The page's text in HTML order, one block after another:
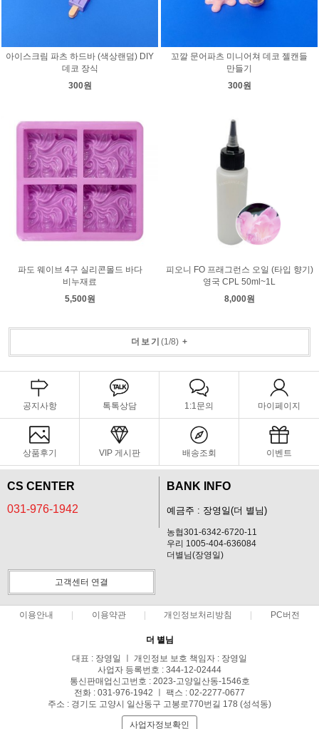
아이스크림 파츠 하드바 (색상랜덤) DIY
데코 장식
300원
꼬깔 문어파츠 미니어쳐 데코 젤캔들
만들기
300원
파도 웨이브 4구 실리콘몰드 바다
비누재료
5,500원
피오니 FO 프래그런스 오일 (타입 향기)
영국 CPL 50ml~1L
8,000원
더보기 (1/8)+
공지사항 톡톡상담 1:1문의 마이페이지
상품후기 VIP 게시판 배송조회 이벤트
CS CENTER
031-976-1942
BANK INFO
예금주 : 장영일(더 별님)
농협301-6342-6720-11
우리 1005-404-636084
더별님(장영일)
고객센터 연결
이용안내 이용약관 개인정보처리방침 PC버전
더 별님
대표 : 장영일 ㅣ 개인정보 보호 책임자 : 장영일
사업자 등록번호 : 344-12-02444
통신판매업신고번호 : 2023-고양일산동-1546호
전화 : 031-976-1942 ㅣ 팩스 : 02-2277-0677
주소 : 경기도 고양시 일산동구 고봉로770번길 178 (성석동)
사업자정보확인